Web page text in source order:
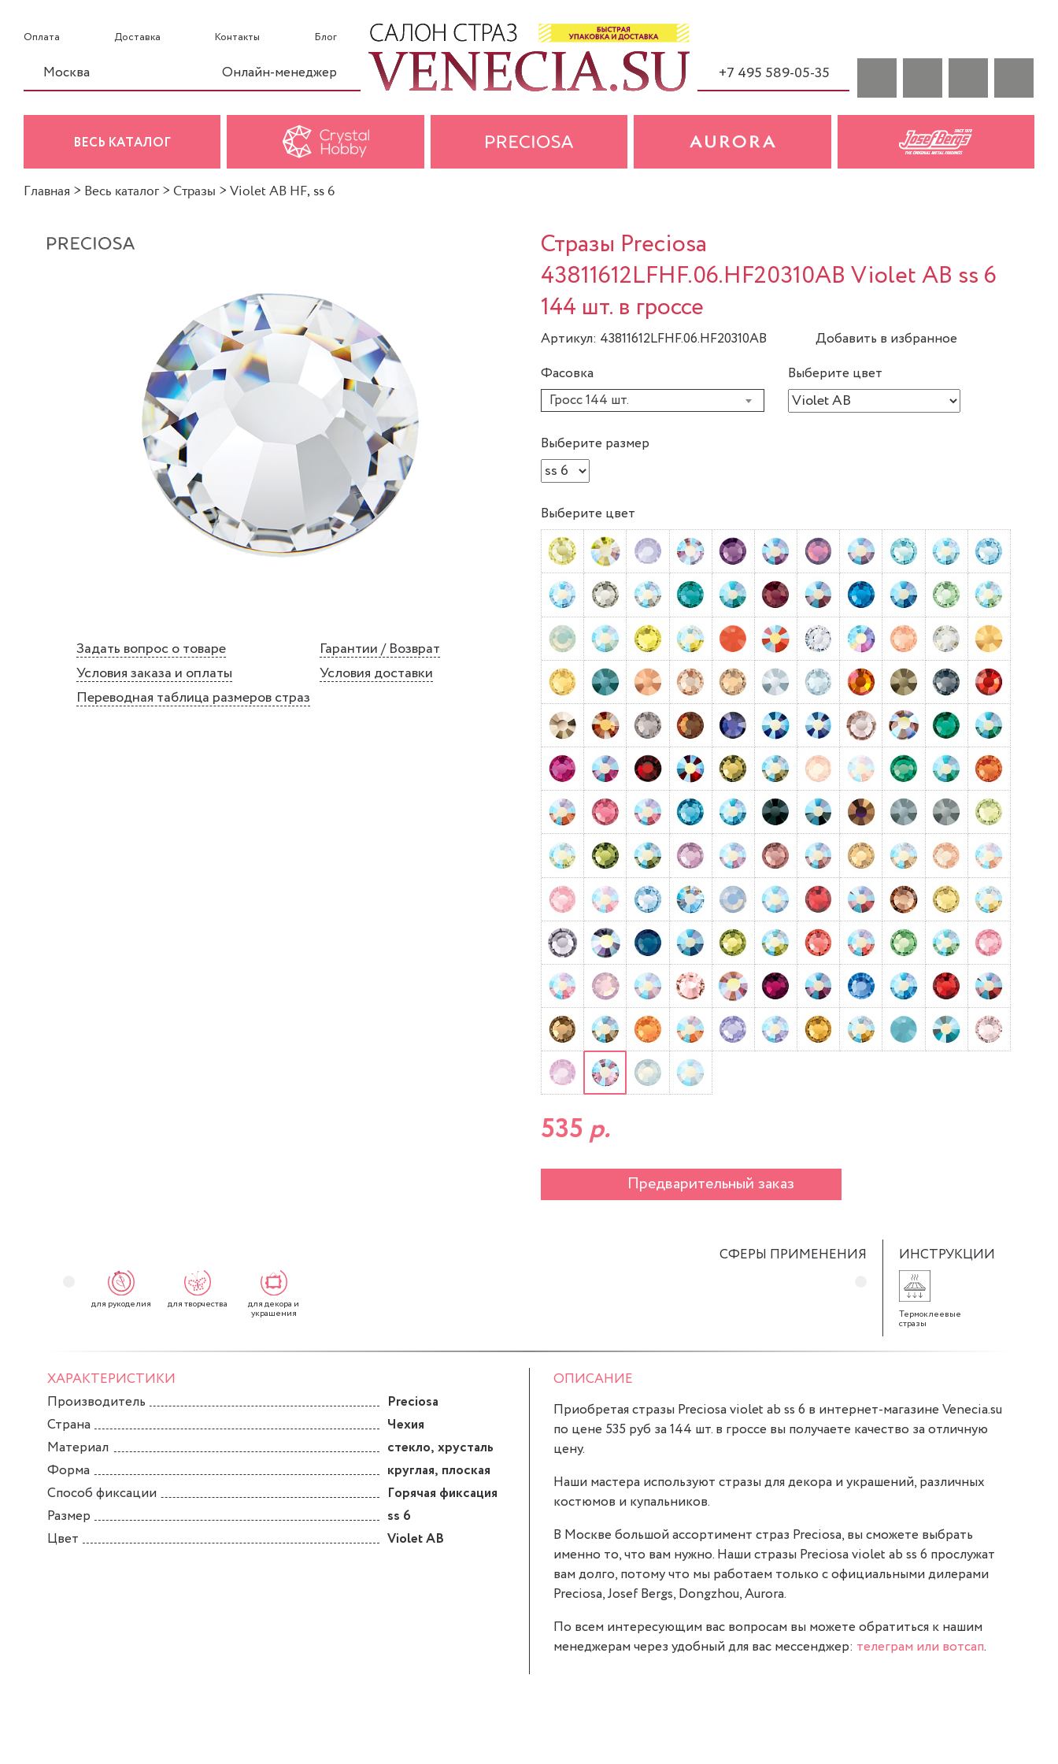
Оплата Доставка Контакты Блог
Москва Онлайн-менеджер +7 495 589-05-35
ВЕСЬ КАТАЛОГ
Главная > Весь каталог > Стразы > Violet AB HF, ss 6
Задать вопрос о товаре
Гарантии / Возврат
Условия заказа и оплаты
Условия доставки
Переводная таблица размеров страз
Стразы Preciosa
43811612LFHF.06.HF20310AB Violet AB ss 6
144 шт. в гроссе
Артикул: 43811612LFHF.06.HF20310AB
Добавить в избранное
Фасовка
Гросс 144 шт.
Выберите цвет
Выберите размер
Выберите цвет
535 р.
Предварительный заказ
СФЕРЫ ПРИМЕНЕНИЯ
для рукоделия для творчества для декора и
украшения
ИНСТРУКЦИИ
Термоклеевые
стразы
ХАРАКТЕРИСТИКИ
Производитель
Preciosa
Страна
Чехия
Материал
стекло, хрусталь
Форма
круглая, плоская
Способ фиксации
Горячая фиксация
Размер
ss 6
Цвет
Violet AB
ОПИСАНИЕ
Приобретая стразы Preciosa violet ab ss 6 в интернет-магазине Venecia.su
по цене 535 руб за 144 шт. в гроссе вы получаете качество за отличную
цену.
Наши мастера используют стразы для декора и украшений, различных
костюмов и купальников.
В Москве большой ассортимент страз Preciosa, вы сможете выбрать
именно то, что вам нужно. Наши стразы Preciosa violet ab ss 6 прослужат
вам долго, потому что мы работаем только с официальными дилерами
Preciosa, Josef Bergs, Dongzhou, Aurora.
По всем интересующим вас вопросам вы можете обратиться к нашим
менеджерам через удобный для вас мессенджер: телеграм или вотсап.